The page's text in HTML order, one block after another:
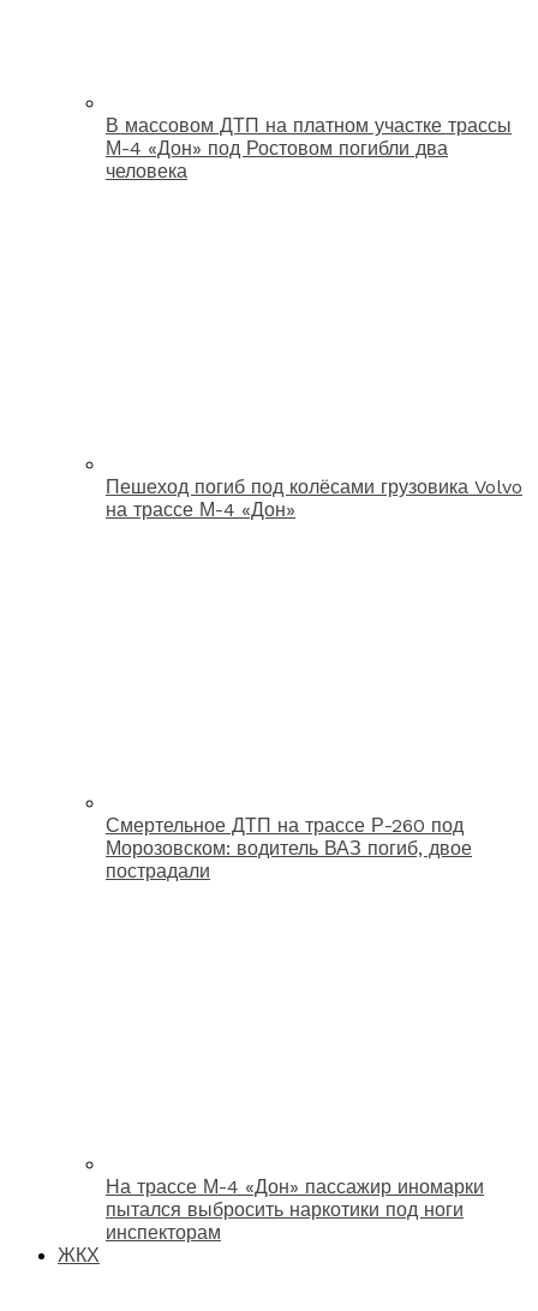
В массовом ДТП на платном участке трассы
М-4 «Дон» под Ростовом погибли два
человека
Пешеход погиб под колёсами грузовика Volvo
на трассе М-4 «Дон»
Смертельное ДТП на трассе Р-260 под
Морозовском: водитель ВАЗ погиб, двое
пострадали
На трассе М-4 «Дон» пассажир иномарки
пытался выбросить наркотики под ноги
инспекторам
ЖКХ